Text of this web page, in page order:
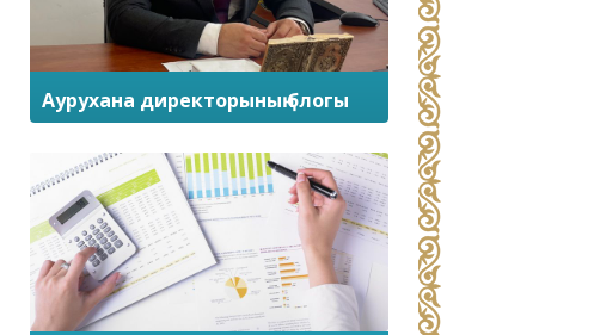
Аурухана директорының блогы